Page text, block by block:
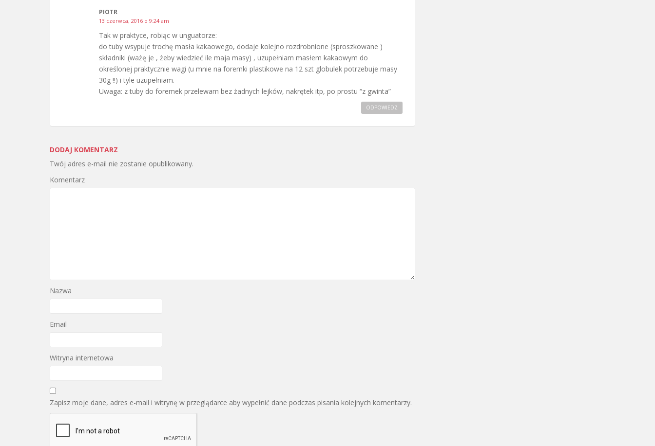
PIOTR
13 czerwca, 2016 o 9:24 am
Tak w praktyce, robiąc w unguatorze:
do tuby wsypuje trochę masła kakaowego, dodaje kolejno rozdrobnione (sproszkowane )
składniki (ważę je , żeby wiedzieć ile maja masy) , uzupełniam masłem kakaowym do
określonej praktycznie wagi (u mnie na foremki plastikowe na 12 szt globulek potrzebuje masy
30g !!) i tyle uzupełniam.
Uwaga: z tuby do foremek przelewam bez żadnych lejków, nakrętek itp, po prostu “z gwinta”
ODPOWIEDZ
DODAJ KOMENTARZ
Twój adres e-mail nie zostanie opublikowany.
Komentarz
Nazwa
Email
Witryna internetowa
Zapisz moje dane, adres e-mail i witrynę w przeglądarce aby wypełnić dane podczas pisania kolejnych komentarzy.